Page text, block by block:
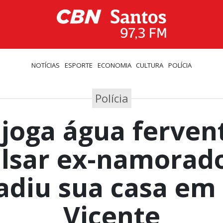
NOTÍCIAS ESPORTE ECONOMIA CULTURA POLÍCIA
Polícia
água
ex-
sua casa em
Vicente